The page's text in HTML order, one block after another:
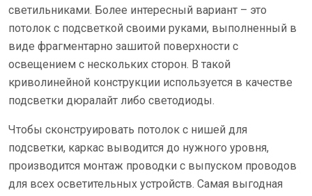
светильниками. Более интересный вариант – это
потолок с подсветкой своими руками, выполненный в
виде фрагментарно зашитой поверхности с
освещением с нескольких сторон. В такой
криволинейной конструкции используется в качестве
подсветки дюралайт либо светодиоды.
Чтобы сконструировать потолок с нишей для
подсветки, каркас выводится до нужного уровня,
производится монтаж проводки с выпуском проводов
для всех осветительных устройств. Самая выгодная